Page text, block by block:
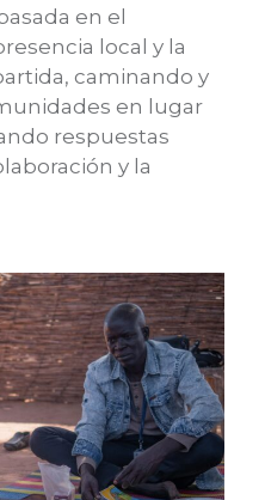
en el
local y la
caminando y
en lugar
respuestas
y la